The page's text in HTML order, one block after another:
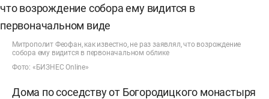
Митрополит Феофан, как известно, не раз заявлял, что возрождение
собора ему видится в первоначальном облике
Фото: «БИЗНЕС Online»
Дома по соседству от Богородицкого монастыря